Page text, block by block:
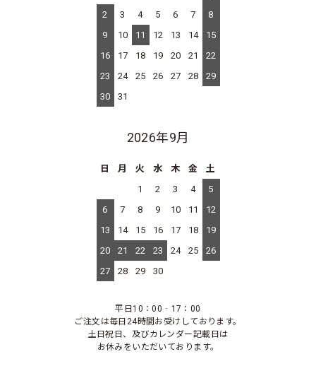
2
3 4 5 6 7
8
9
10 11 12 13 14
15
16
17 18 19 20 21
22
23
24 25 26 27 28
29
30
31
2026年9月
日 月 火 水 木 金
土
1
2 3 4
5
6
7 8 9 10 11
12
13
14 15 16 17 18
19
20
21 22 23 24 25
26
27
28 29 30
平日10：00‐17：00
ご注文は毎日24時間お受けしております。
土日祝日、及びカレンダー記載日は
お休みをいただいております。